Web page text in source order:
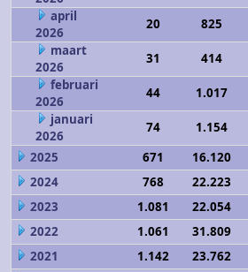
april
2026
20 825
maart
2026
31 414
februari
2026
44 1.017
januari
2026
74 1.154
2025
671 16.120
2024
768 22.223
2023
1.081 22.054
2022
1.061 31.809
2021
1.142 23.762